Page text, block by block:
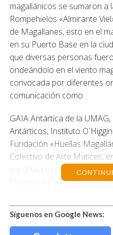
magallánicos se sumaron a
Rompehielos «Almirante
de Magallanes, esto en el
en su Puerto Base en la
que diversas personas
ondeándolo en el viento
convocada por diferentes
comunicación como
GAIA Antártica de la
Antárticos, Instituto
Fundación «Huellas
Colectivo de Arte Matices,
importante hito en la
Magallanes y Antártica
El Profesor Alfredo Soto,
antártico, comentó que «es
ciudad, como puerta de
Síguenos en Google News: